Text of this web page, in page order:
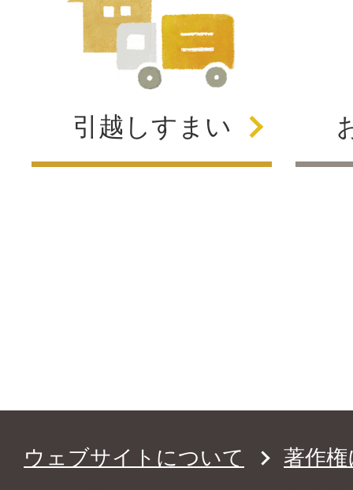
引越しすまい
ウェブサイトについて
著作